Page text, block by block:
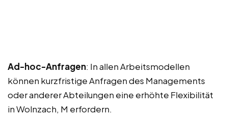
Ad-hoc-Anfragen: In allen Arbeitsmodellen
können kurzfristige Anfragen des Managements
oder anderer Abteilungen eine erhöhte Flexibilität
in Wolnzach, M erfordern.